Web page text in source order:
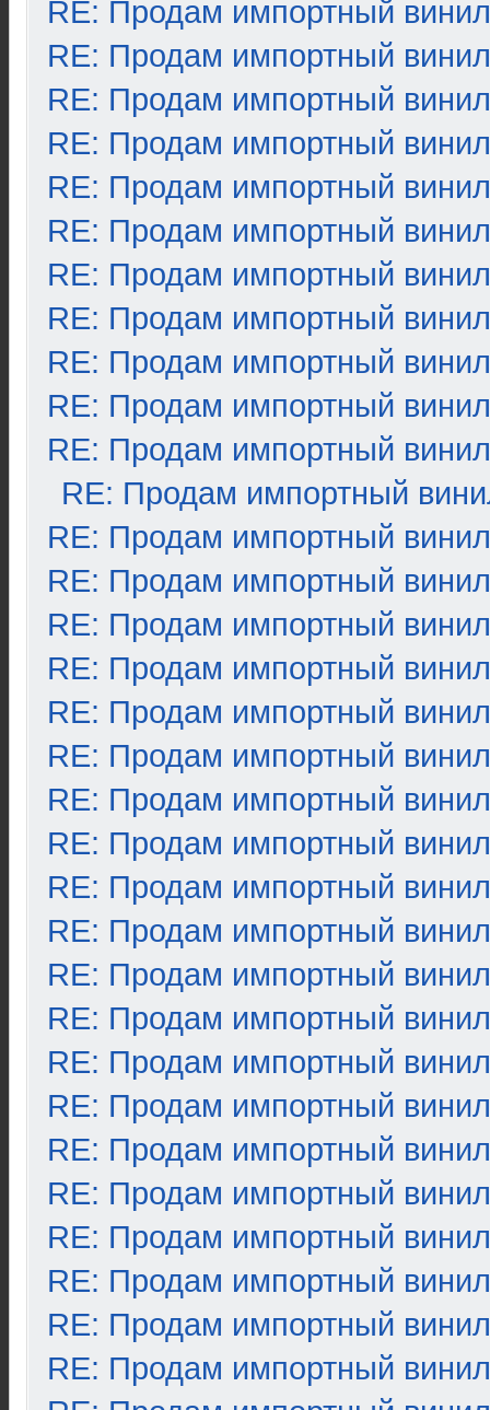
RE: Продам импортный винил
RE: Продам импортный винил
RE: Продам импортный винил
RE: Продам импортный винил
RE: Продам импортный винил
RE: Продам импортный винил
RE: Продам импортный винил
RE: Продам импортный винил
RE: Продам импортный винил
RE: Продам импортный винил
RE: Продам импортный винил
RE: Продам импортный
RE: Продам импортный винил
RE: Продам импортный винил
RE: Продам импортный винил
RE: Продам импортный винил
RE: Продам импортный винил
RE: Продам импортный винил
RE: Продам импортный винил
RE: Продам импортный винил
RE: Продам импортный винил
RE: Продам импортный винил
RE: Продам импортный винил
RE: Продам импортный винил
RE: Продам импортный винил
RE: Продам импортный винил
RE: Продам импортный винил
RE: Продам импортный винил
RE: Продам импортный винил
RE: Продам импортный винил
RE: Продам импортный винил
RE: Продам импортный винил